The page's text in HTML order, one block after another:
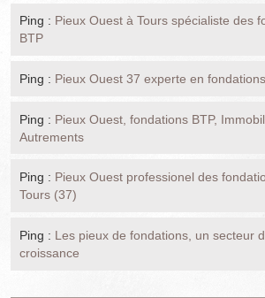
Ping : Pieux Ouest à Tours spécialiste des
BTP
Ping : Pieux Ouest 37 experte en
Ping : Pieux Ouest, fondations BTP,
Autrements
Ping : Pieux Ouest professionel des
Tours (37)
Ping : Les pieux de fondations, un secteur
croissance